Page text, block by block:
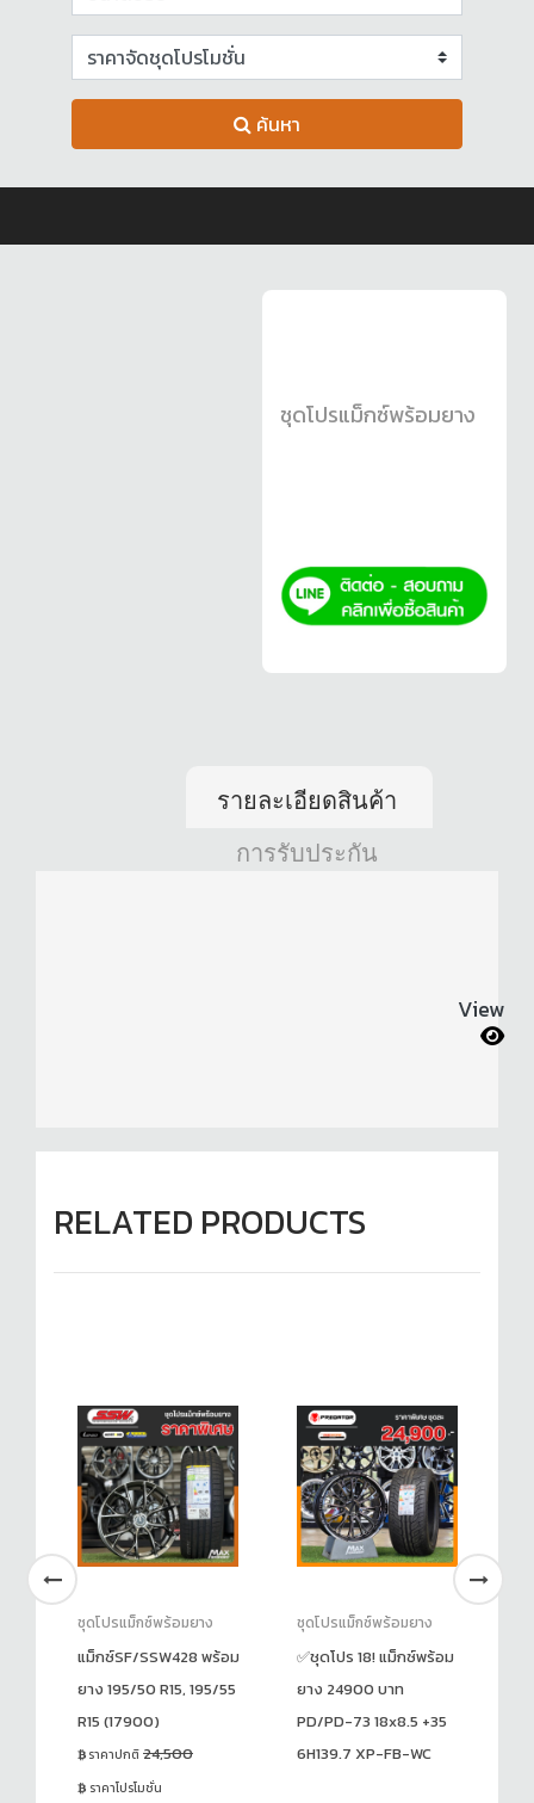
ค้นหา
ชุดโปรแม็กซ์พร้อมยาง
รายละเอียดสินค้า
การรับประกัน
View
RELATED PRODUCTS
ชุดโปรแม็กซ์พร้อมยาง
แม็กซ์SF/SSW428 พร้อม
ยาง 195/50 R15, 195/55
R15 (17900)
ราคาปกติ 24,500
ราคาโปรโมชั่น
ชุดโปรแม็กซ์พร้อมยาง
✅ชุดโปร 18! แม็กซ์พร้อม
ยาง 24900 บาท
PD/PD-73 18x8.5 +35
6H139.7 XP-FB-WC